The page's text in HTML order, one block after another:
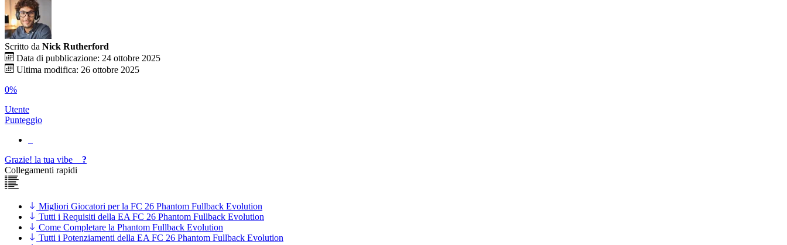
Scritto da Nick Rutherford
Data di pubblicazione: 24 ottobre 2025
Ultima modifica: 26 ottobre 2025
0%
Utente
Punteggio
Grazie! la tua vibe
?
Collegamenti rapidi
Migliori Giocatori per la FC 26 Phantom Fullback Evolution
Tutti i Requisiti della EA FC 26 Phantom Fullback Evolution
Come Completare la Phantom Fullback Evolution
Tutti i Potenziamenti della EA FC 26 Phantom Fullback Evolution